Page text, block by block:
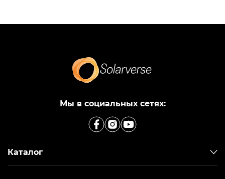
Мы в социальных сетях:
Каталог